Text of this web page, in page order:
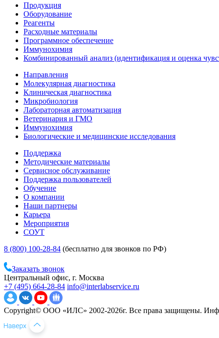
Продукция
Оборудование
Реагенты
Расходные материалы
Программное обеспечение
Иммунохимия
Комбинированный анализ (идентификация и оценка
Направления
Молекулярная диагностика
Клиническая диагностика
Микробиология
Лабораторная автоматизация
Ветеринария и ГМО
Иммунохимия
Биологические и медицинские исследования
Поддержка
Методические материалы
Сервисное обслуживание
Поддержка пользователей
Обучение
О компании
Наши партнеры
Карьера
Мероприятия
СОУТ
8 (800) 100-28-84 (бесплатно для звонков по РФ)
Заказать звонок
Центральный офис, г. Москва
+7 (495) 664-28-84 info@interlabservice.ru
Copyright© ООО «ИЛС» 2002-2026г. Все права защищены.